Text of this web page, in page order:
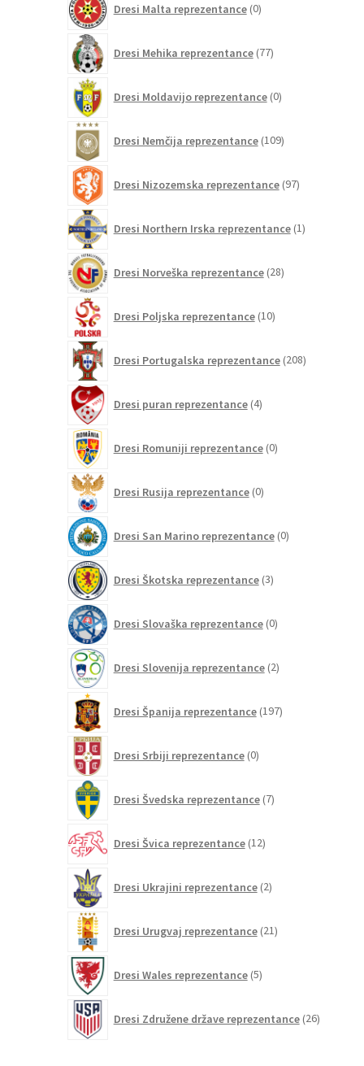
Dresi Malta reprezentance 0izdelkov
Dresi Mehika reprezentance 77izdelkov
Dresi Moldavijo reprezentance 0izdelkov
Dresi Nemčija reprezentance 109izdelkov
Dresi Nizozemska reprezentance 97izdelkov
Dresi Northern Irska reprezentance 1izdelek
Dresi Norveška reprezentance 28izdelkov
Dresi Poljska reprezentance 10izdelkov
Dresi Portugalska reprezentance 208izdelkov
Dresi puran reprezentance 4izdelki
Dresi Romuniji reprezentance 0izdelkov
Dresi Rusija reprezentance 0izdelkov
Dresi San Marino reprezentance 0izdelkov
Dresi Škotska reprezentance 3izdelki
Dresi Slovaška reprezentance 0izdelkov
Dresi Slovenija reprezentance 2izdelka
Dresi Španija reprezentance 197izdelkov
Dresi Srbiji reprezentance 0izdelkov
Dresi Švedska reprezentance 7izdelkov
Dresi Švica reprezentance 12izdelkov
Dresi Ukrajini reprezentance 2izdelka
Dresi Urugvaj reprezentance 21izdelkov
Dresi Wales reprezentance 5izdelkov
Dresi Združene države reprezentance 26izdelkov